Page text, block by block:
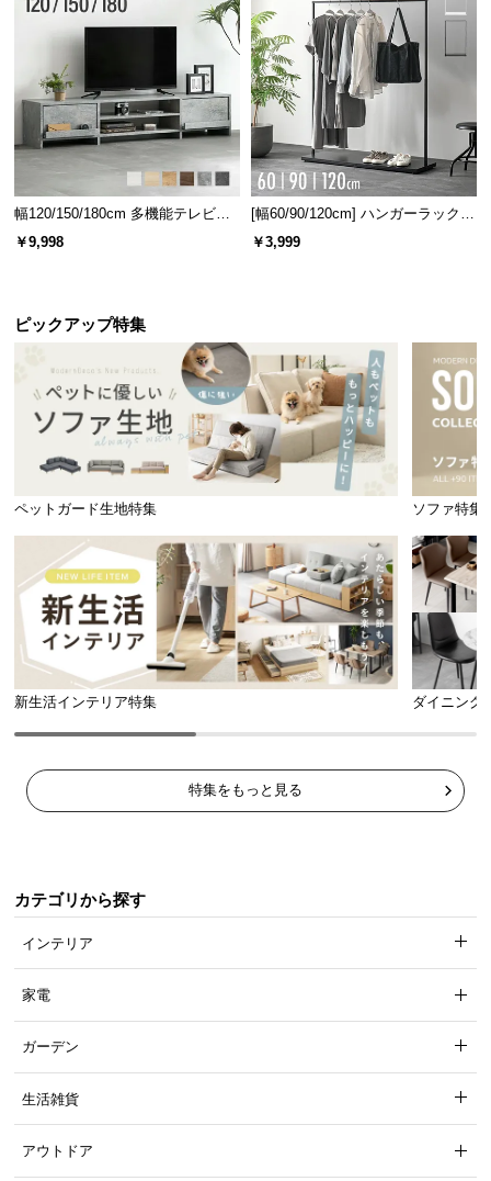
幅120/150/180cm 多機能テレビボ
ード 木目/石目調 オープン収納・
￥9,998
[幅60/90/120cm] ハンガーラック
スチール 4段階高さ調節 サイドフ
￥3,999
ピックアップ特集
ペットガード生地特集 ソファ特集
新生活インテリア特集 ダイニング
特集をもっと見る
カテゴリから探す
インテリア
家電
ガーデン
生活雑貨
アウトドア